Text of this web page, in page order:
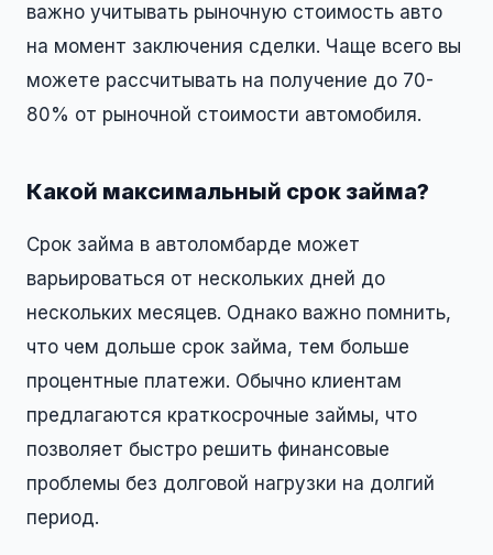
важно учитывать рыночную стоимость авто
на момент заключения сделки. Чаще всего вы
можете рассчитывать на получение до 70-
80% от рыночной стоимости автомобиля.
Какой максимальный срок займа?
Срок займа в автоломбарде может
варьироваться от нескольких дней до
нескольких месяцев. Однако важно помнить,
что чем дольше срок займа, тем больше
процентные платежи. Обычно клиентам
предлагаются краткосрочные займы, что
позволяет быстро решить финансовые
проблемы без долговой нагрузки на долгий
период.